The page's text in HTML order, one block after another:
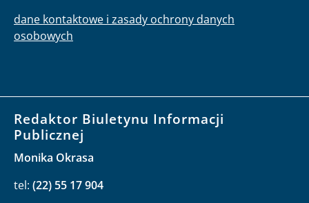
dane kontaktowe i zasady ochrony danych
osobowych
Redaktor Biuletynu Informacji
Publicznej
Monika Okrasa
tel: (22) 55 17 904